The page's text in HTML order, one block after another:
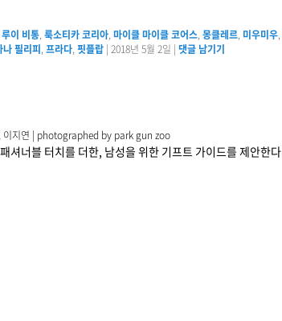
루이 비통,룩소티카 코리아,마이클 마이클 코어스,몽클레르, 미우미우,
나 필리피,프라다,핏플랍 | 2018년 5월 2일 | 댓글 남기기
이지연 | photographed by park gun zoo
셔너블 터치를 더한, 남성을 위한 기프트 가이드를 제안한다.